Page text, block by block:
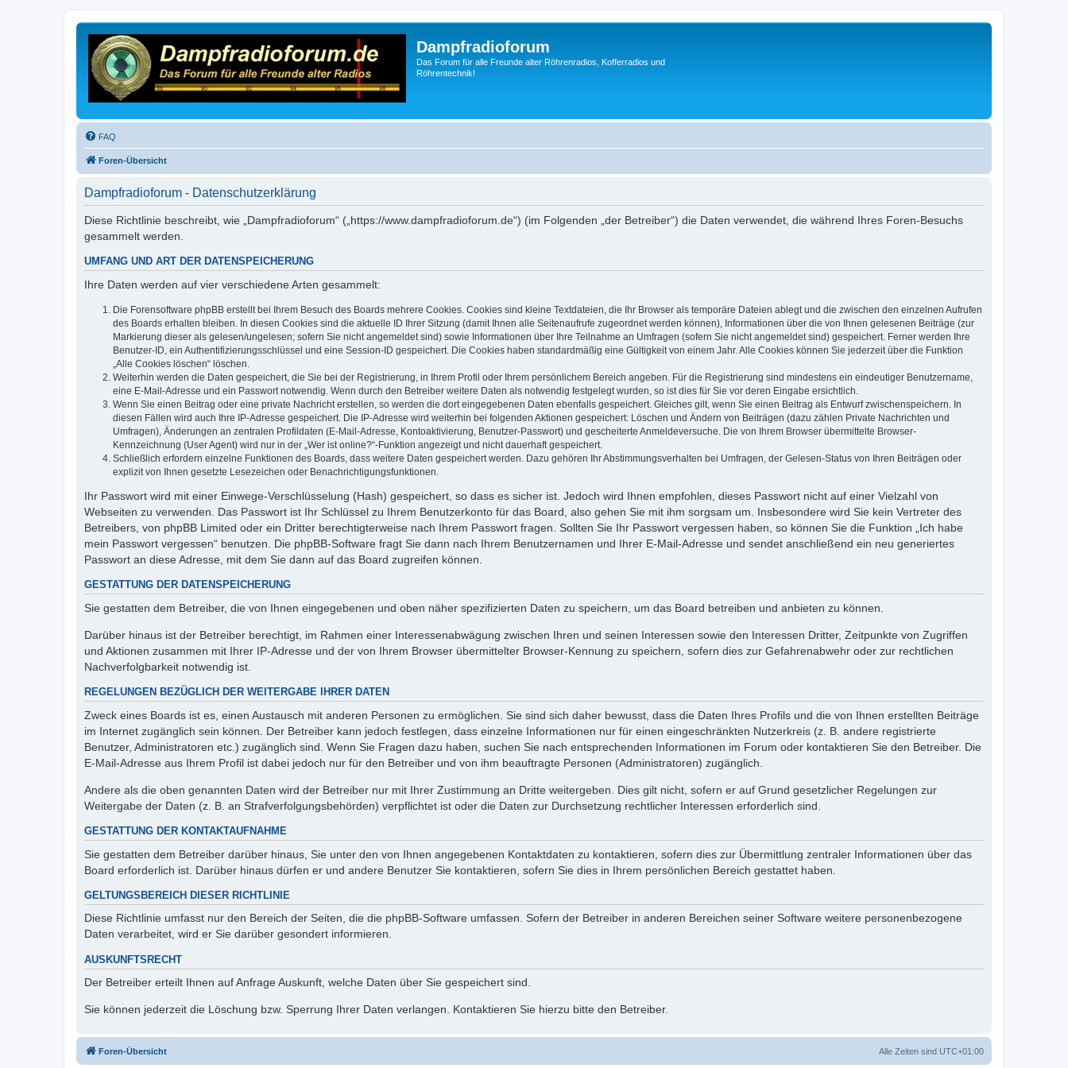
Dampfradioforum
Das Forum für alle Freunde alter Röhrenradios, Kofferradios und
Röhrentechnik!
FAQ
Foren-Übersicht
Dampfradioforum - Datenschutzerklärung
Diese Richtlinie beschreibt, wie „Dampfradioforum“ („https://www.dampfradioforum.de“) (im Folgenden „der Betreiber“) die Daten verwendet, die während Ihres Foren-Besuchs
gesammelt werden.
UMFANG UND ART DER DATENSPEICHERUNG
Ihre Daten werden auf vier verschiedene Arten gesammelt:
Die Forensoftware phpBB erstellt bei Ihrem Besuch des Boards mehrere Cookies. Cookies sind kleine Textdateien, die Ihr Browser als temporäre Dateien ablegt und die zwischen den einzelnen Aufrufen
des Boards erhalten bleiben. In diesen Cookies sind die aktuelle ID Ihrer Sitzung (damit Ihnen alle Seitenaufrufe zugeordnet werden können), Informationen über die von Ihnen gelesenen Beiträge (zur
Markierung dieser als gelesen/ungelesen; sofern Sie nicht angemeldet sind) sowie Informationen über Ihre Teilnahme an Umfragen (sofern Sie nicht angemeldet sind) gespeichert. Ferner werden Ihre
Benutzer-ID, ein Authentifizierungsschlüssel und eine Session-ID gespeichert. Die Cookies haben standardmäßig eine Gültigkeit von einem Jahr. Alle Cookies können Sie jederzeit über die Funktion
„Alle Cookies löschen“ löschen.
Weiterhin werden die Daten gespeichert, die Sie bei der Registrierung, in Ihrem Profil oder Ihrem persönlichem Bereich angeben. Für die Registrierung sind mindestens ein eindeutiger Benutzername,
eine E-Mail-Adresse und ein Passwort notwendig. Wenn durch den Betreiber weitere Daten als notwendig festgelegt wurden, so ist dies für Sie vor deren Eingabe ersichtlich.
Wenn Sie einen Beitrag oder eine private Nachricht erstellen, so werden die dort eingegebenen Daten ebenfalls gespeichert. Gleiches gilt, wenn Sie einen Beitrag als Entwurf zwischenspeichern. In
diesen Fällen wird auch Ihre IP-Adresse gespeichert. Die IP-Adresse wird weiterhin bei folgenden Aktionen gespeichert: Löschen und Ändern von Beiträgen (dazu zählen Private Nachrichten und
Umfragen), Änderungen an zentralen Profildaten (E-Mail-Adresse, Kontoaktivierung, Benutzer-Passwort) und gescheiterte Anmeldeversuche. Die von Ihrem Browser übermittelte Browser-
Kennzeichnung (User Agent) wird nur in der „Wer ist online?“-Funktion angezeigt und nicht dauerhaft gespeichert.
Schließlich erfordern einzelne Funktionen des Boards, dass weitere Daten gespeichert werden. Dazu gehören Ihr Abstimmungsverhalten bei Umfragen, der Gelesen-Status von Ihren Beiträgen oder
explizit von Ihnen gesetzte Lesezeichen oder Benachrichtigungsfunktionen.
Ihr Passwort wird mit einer Einwege-Verschlüsselung (Hash) gespeichert, so dass es sicher ist. Jedoch wird Ihnen empfohlen, dieses Passwort nicht auf einer Vielzahl von
Webseiten zu verwenden. Das Passwort ist Ihr Schlüssel zu Ihrem Benutzerkonto für das Board, also gehen Sie mit ihm sorgsam um. Insbesondere wird Sie kein Vertreter des
Betreibers, von phpBB Limited oder ein Dritter berechtigterweise nach Ihrem Passwort fragen. Sollten Sie Ihr Passwort vergessen haben, so können Sie die Funktion „Ich habe
mein Passwort vergessen“ benutzen. Die phpBB-Software fragt Sie dann nach Ihrem Benutzernamen und Ihrer E-Mail-Adresse und sendet anschließend ein neu generiertes
Passwort an diese Adresse, mit dem Sie dann auf das Board zugreifen können.
GESTATTUNG DER DATENSPEICHERUNG
Sie gestatten dem Betreiber, die von Ihnen eingegebenen und oben näher spezifizierten Daten zu speichern, um das Board betreiben und anbieten zu können.
Darüber hinaus ist der Betreiber berechtigt, im Rahmen einer Interessenabwägung zwischen Ihren und seinen Interessen sowie den Interessen Dritter, Zeitpunkte von Zugriffen
und Aktionen zusammen mit Ihrer IP-Adresse und der von Ihrem Browser übermittelter Browser-Kennung zu speichern, sofern dies zur Gefahrenabwehr oder zur rechtlichen
Nachverfolgbarkeit notwendig ist.
REGELUNGEN BEZÜGLICH DER WEITERGABE IHRER DATEN
Zweck eines Boards ist es, einen Austausch mit anderen Personen zu ermöglichen. Sie sind sich daher bewusst, dass die Daten Ihres Profils und die von Ihnen erstellten Beiträge
im Internet zugänglich sein können. Der Betreiber kann jedoch festlegen, dass einzelne Informationen nur für einen eingeschränkten Nutzerkreis (z. B. andere registrierte
Benutzer, Administratoren etc.) zugänglich sind. Wenn Sie Fragen dazu haben, suchen Sie nach entsprechenden Informationen im Forum oder kontaktieren Sie den Betreiber. Die
E-Mail-Adresse aus Ihrem Profil ist dabei jedoch nur für den Betreiber und von ihm beauftragte Personen (Administratoren) zugänglich.
Andere als die oben genannten Daten wird der Betreiber nur mit Ihrer Zustimmung an Dritte weitergeben. Dies gilt nicht, sofern er auf Grund gesetzlicher Regelungen zur
Weitergabe der Daten (z. B. an Strafverfolgungsbehörden) verpflichtet ist oder die Daten zur Durchsetzung rechtlicher Interessen erforderlich sind.
GESTATTUNG DER KONTAKTAUFNAHME
Sie gestatten dem Betreiber darüber hinaus, Sie unter den von Ihnen angegebenen Kontaktdaten zu kontaktieren, sofern dies zur Übermittlung zentraler Informationen über das
Board erforderlich ist. Darüber hinaus dürfen er und andere Benutzer Sie kontaktieren, sofern Sie dies in Ihrem persönlichen Bereich gestattet haben.
GELTUNGSBEREICH DIESER RICHTLINIE
Diese Richtlinie umfasst nur den Bereich der Seiten, die die phpBB-Software umfassen. Sofern der Betreiber in anderen Bereichen seiner Software weitere personenbezogene
Daten verarbeitet, wird er Sie darüber gesondert informieren.
AUSKUNFTSRECHT
Der Betreiber erteilt Ihnen auf Anfrage Auskunft, welche Daten über Sie gespeichert sind.
Sie können jederzeit die Löschung bzw. Sperrung Ihrer Daten verlangen. Kontaktieren Sie hierzu bitte den Betreiber.
Foren-Übersicht Alle Zeiten sind UTC+01:00